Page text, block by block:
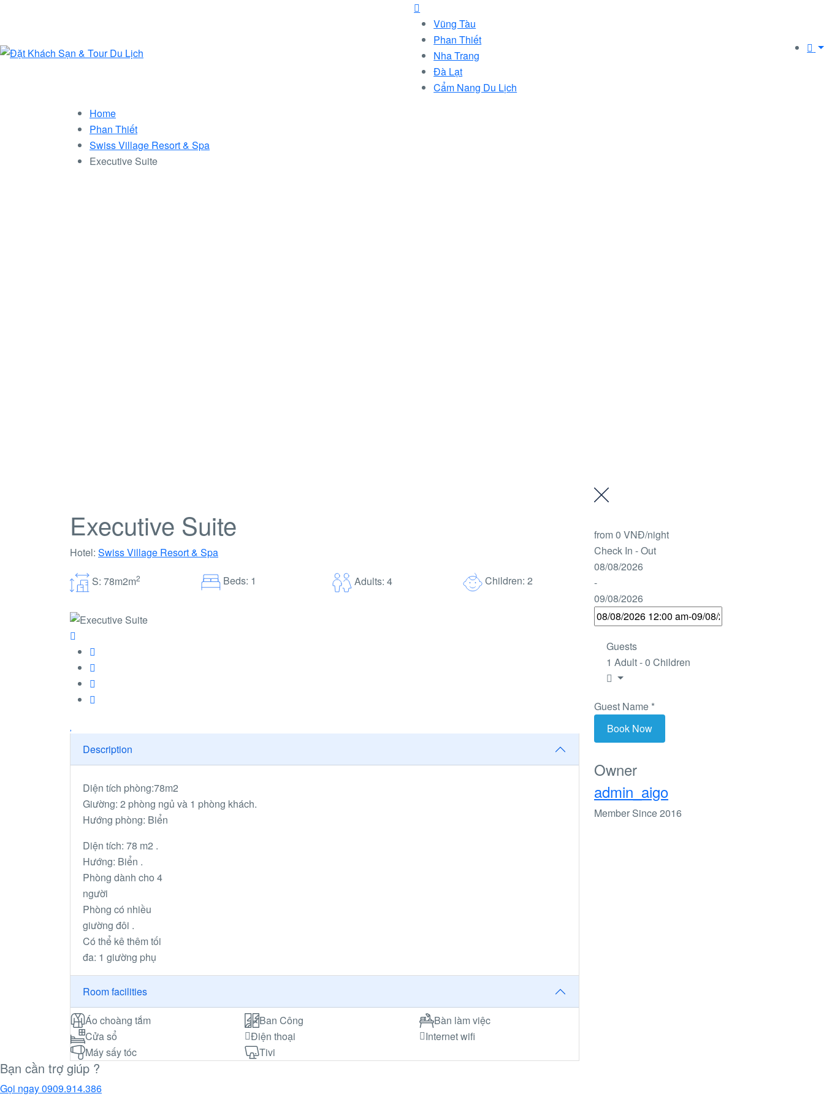
Vũng Tàu
Phan Thiết
Nha Trang
Đà Lạt
Cẩm Nang Du Lịch
Home
Phan Thiết
Swiss Village Resort & Spa
Executive Suite
Executive Suite
Hotel: Swiss Village Resort & Spa
S: 78m2m2 Beds: 1 Adults: 4 Children: 2
Description
Diện tích phòng:78m2
Giường: 2 phòng ngủ và 1 phòng khách.
Hướng phòng: Biển
Diện tích: 78 m2 .
Hướng: Biển .
Phòng dành cho 4
người
Phòng có nhiều
giường đôi .
Có thể kê thêm tối
đa: 1 giường phụ
Room facilities
Áo choàng tắm Ban Công
Bàn làm việc
Cửa sổ
Điện thoại
Internet wifi
Máy sấy tóc
Tivi
from0 VNĐ/night
Check In - Out
08/08/2026
-
09/08/2026
Guests
1 Adult-0 Children
Guest Name *
Book Now
Owner
admin_aigo
Member Since 2016
Bạn cần trợ giúp ?
Gọi ngay0909.914.386